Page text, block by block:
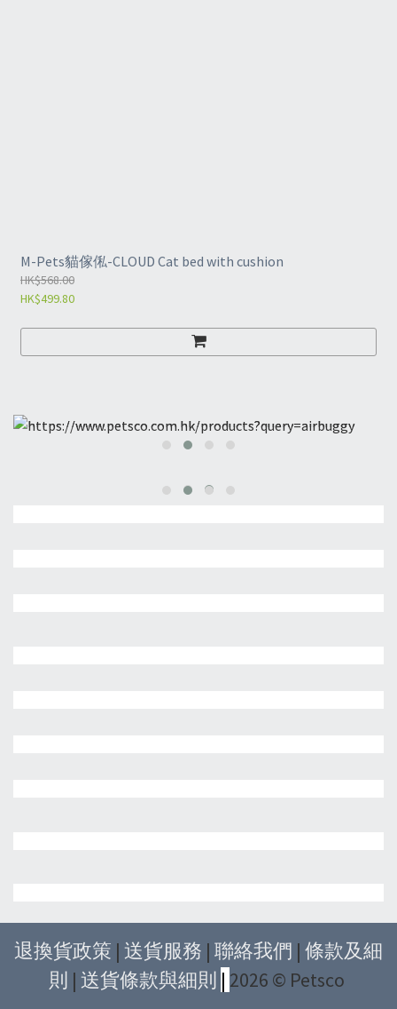
M-Pets貓傢俬-CLOUD Cat bed with cushion
HK$568.00
HK$499.80
退換貨政策 | 送貨服務 | 聯絡我們 | 條款及細
則 | 送貨條款與細則 | 2026 © Petsco